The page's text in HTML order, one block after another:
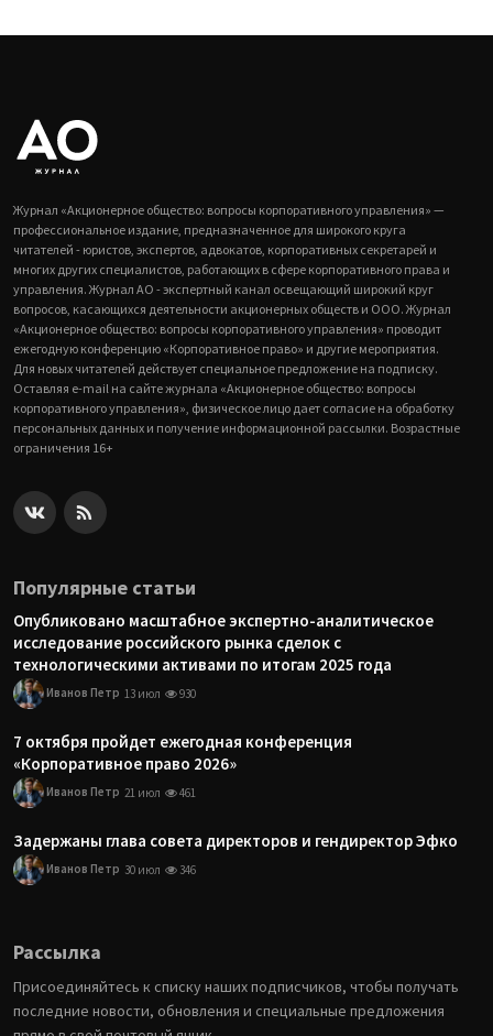
Журнал «Акционерное общество: вопросы корпоративного управления» —
профессиональное издание, предназначенное для широкого круга
читателей - юристов, экспертов, адвокатов, корпоративных секретарей и
многих других специалистов, работающих в сфере корпоративного права и
управления. Журнал АО - экспертный канал освещающий широкий круг
вопросов, касающихся деятельности акционерных обществ и ООО. Журнал
«Акционерное общество: вопросы корпоративного управления» проводит
ежегодную конференцию «Корпоративное право» и другие мероприятия.
Для новых читателей действует специальное предложение на подписку.
Оставляя e-mail на сайте журнала «Акционерное общество: вопросы
корпоративного управления», физическое лицо дает согласие на обработку
персональных данных и получение информационной рассылки. Возрастные
ограничения 16+
Популярные статьи
Опубликовано масштабное экспертно-аналитическое
исследование российского рынка сделок с
технологическими активами по итогам 2025 года
Иванов Петр 13 июл 930
7 октября пройдет ежегодная конференция
«Корпоративное право 2026»
Иванов Петр 21 июл 461
Задержаны глава совета директоров и гендиректор Эфко
Иванов Петр 30 июл 346
Рассылка
Присоединяйтесь к списку наших подписчиков, чтобы получать
последние новости, обновления и специальные предложения